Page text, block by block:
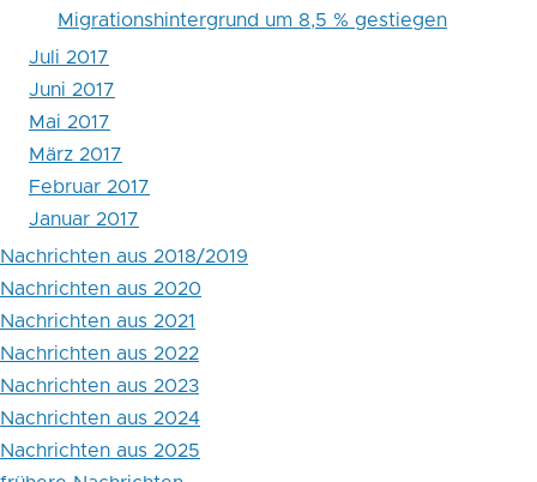
Migrationshintergrund um 8,5 % gestiegen
Juli 2017
Juni 2017
Mai 2017
März 2017
Februar 2017
Januar 2017
Nachrichten aus 2018/2019
Nachrichten aus 2020
Nachrichten aus 2021
Nachrichten aus 2022
Nachrichten aus 2023
Nachrichten aus 2024
Nachrichten aus 2025